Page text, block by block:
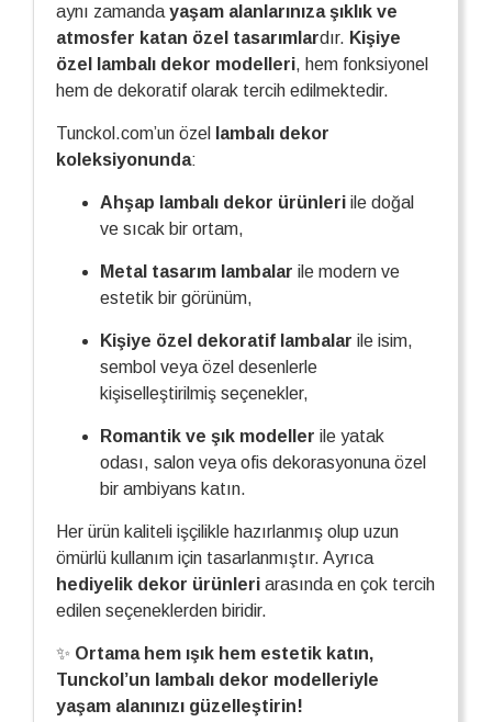
aynı zamanda yaşam alanlarınıza şıklık ve
atmosfer katan özel tasarımlardır. Kişiye
özel lambalı dekor modelleri, hem fonksiyonel
hem de dekoratif olarak tercih edilmektedir.
Tunckol.com’un özel
lambalı dekor
koleksiyonunda:
Ahşap lambalı dekor ürünleri ile doğal
ve sıcak bir ortam,
Metal tasarım lambalar ile modern ve
estetik bir görünüm,
Kişiye özel dekoratif lambalar ile isim,
sembol veya özel desenlerle
kişiselleştirilmiş seçenekler,
Romantik ve şık modeller ile yatak
odası, salon veya ofis dekorasyonuna özel
bir ambiyans katın.
Her ürün kaliteli işçilikle hazırlanmış olup uzun
ömürlü kullanım için tasarlanmıştır. Ayrıca
hediyelik dekor ürünleri arasında en çok tercih
edilen seçeneklerden biridir.
✨ Ortama hem ışık hem estetik katın,
Tunckol’un lambalı dekor modelleriyle
yaşam alanınızı güzelleştirin!